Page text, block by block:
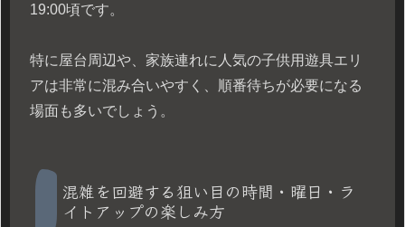
19:00頃です。
特に屋台周辺や、家族連れに人気の子供用遊具エリ
アは非常に混み合いやすく、順番待ちが必要になる
場面も多いでしょう。
混雑を回避する狙い目の時間・曜日・ラ
イトアップの楽しみ方